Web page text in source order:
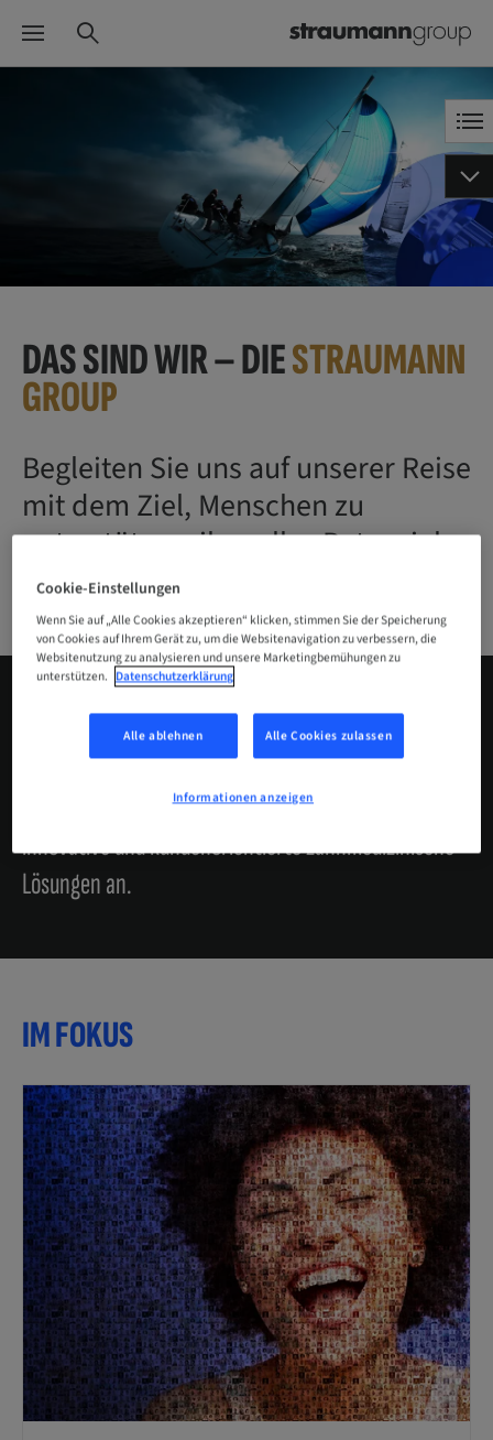
DAS SIND WIR – DIESTRAUMANN
GROUP
Begleiten Sie uns auf unserer Reise
mit dem Ziel, Menschen zu
unterstützen, ihr volles Potenzial
zu entfalten.
Wir stehen für Unternehmergeist und starke
Marken.Und bieten zukunftsorientierten
Zahnärzten*innen und Zahntechnikern*innen
innovative und kundenorientierte zahnmedizinische
Lösungen an.
IM FOKUS
Cookie-Einstellungen
Wenn Sie auf „Alle Cookies akzeptieren“ klicken, stimmen Sie der Speicherung
von Cookies auf Ihrem Gerät zu, um die Websitenavigation zu verbessern, die
Websitenutzung zu analysieren und unsere Marketingbemühungen zu
unterstützen. Datenschutzerklärung
Alle ablehnen Alle Cookies zulassen
Informationen anzeigen